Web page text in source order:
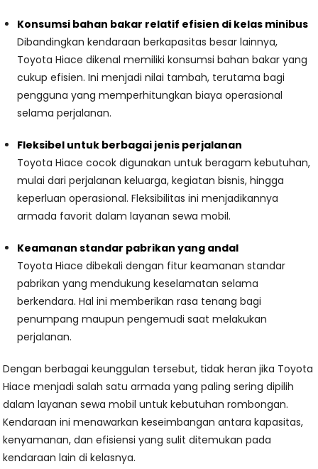
Konsumsi bahan bakar relatif efisien di kelas minibus
Dibandingkan kendaraan berkapasitas besar lainnya,
Toyota Hiace dikenal memiliki konsumsi bahan bakar yang
cukup efisien. Ini menjadi nilai tambah, terutama bagi
pengguna yang memperhitungkan biaya operasional
selama perjalanan.
Fleksibel untuk berbagai jenis perjalanan
Toyota Hiace cocok digunakan untuk beragam kebutuhan,
mulai dari perjalanan keluarga, kegiatan bisnis, hingga
keperluan operasional. Fleksibilitas ini menjadikannya
armada favorit dalam layanan sewa mobil.
Keamanan standar pabrikan yang andal
Toyota Hiace dibekali dengan fitur keamanan standar
pabrikan yang mendukung keselamatan selama
berkendara. Hal ini memberikan rasa tenang bagi
penumpang maupun pengemudi saat melakukan
perjalanan.
Dengan berbagai keunggulan tersebut, tidak heran jika Toyota
Hiace menjadi salah satu armada yang paling sering dipilih
dalam layanan sewa mobil untuk kebutuhan rombongan.
Kendaraan ini menawarkan keseimbangan antara kapasitas,
kenyamanan, dan efisiensi yang sulit ditemukan pada
kendaraan lain di kelasnya.